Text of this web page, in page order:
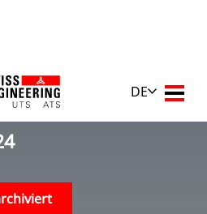
DE
ronde : Cabanes de hautes montagnes